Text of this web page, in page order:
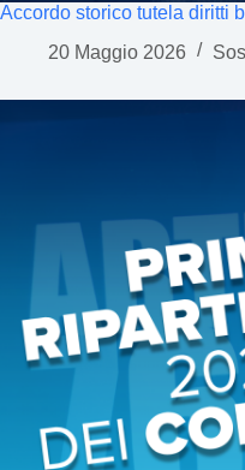
Accordo storico tutela diritti
20 Maggio 2026